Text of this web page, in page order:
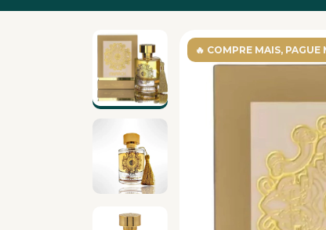
🔥 COMPRE MAIS, PAGUE